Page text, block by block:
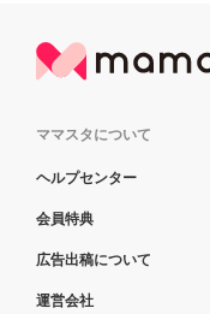
ママスタについて
ヘルプセンター
会員特典
広告出稿について
運営会社